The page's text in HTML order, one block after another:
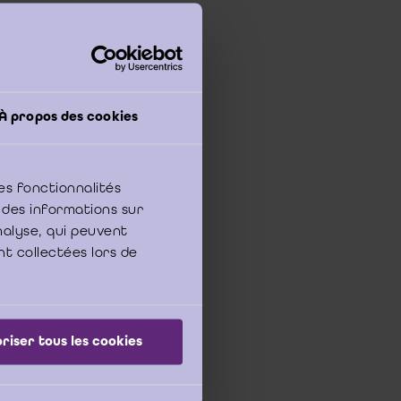
propos des cookies
fonctionnalités
informations sur
qui peuvent
collectées lors de
tous les cookies
1, tweede lid
in natura
beschrijving
heeft op de